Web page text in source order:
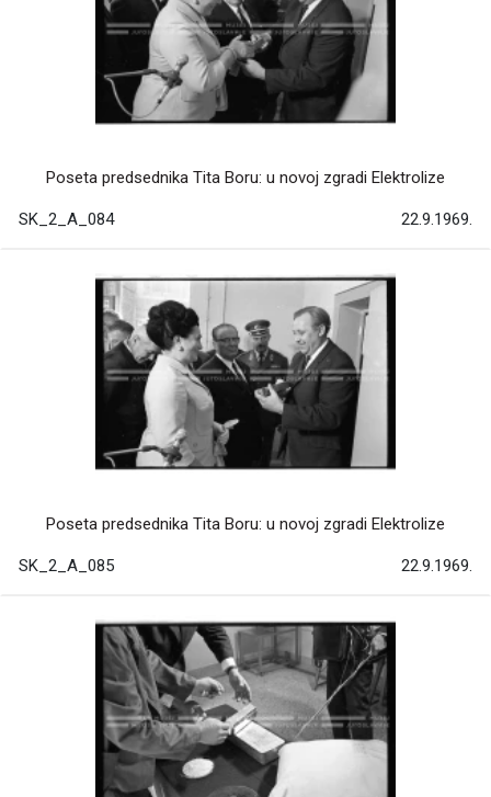
Poseta predsednika Tita Boru: u novoj zgradi Elektrolize
SK_2_A_084 22.9.1969.
Poseta predsednika Tita Boru: u novoj zgradi Elektrolize
SK_2_A_085 22.9.1969.